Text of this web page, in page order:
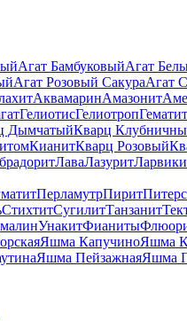
Агат БамбуковыйАгат
Агат Розовый СакураАгат
АквамаринАмазонит
ГелиотисГелиотропГематит
ДымчатыйКварц
КианитКварц Розовый
ЛаваЛазурит
ПерламутрПирит
СтихтитСугилитТанзанит
УнакитФианиты
Яшма КапучиноЯшма
Яшма ПейзажнаяЯшма